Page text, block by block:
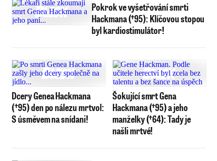
Pokrok ve vyšetřování smrti
Hackmana (†95): Klíčovou stopou
byl kardiostimulátor!
Dcery Genea Hackmana
(†95) den po nálezu mrtvol:
S úsměvem na snídani!
Šokující smrt Gena
Hackmana (†95) a jeho
manželky (†64): Tady je
našli mrtvé!